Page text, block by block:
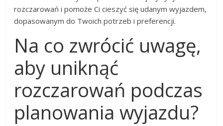
rozczarowań i pomoże Ci cieszyć się udanym wyjazdem,
dopasowanym do Twoich potrzeb i preferencji.
Na co zwrócić uwagę,
aby uniknąć
rozczarowań podczas
planowania wyjazdu?